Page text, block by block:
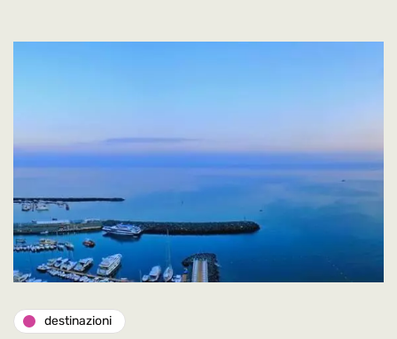
destinazioni